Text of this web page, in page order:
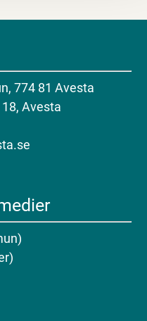
774 81 Avesta
Avesta